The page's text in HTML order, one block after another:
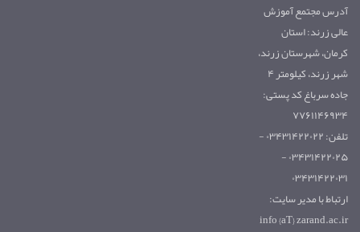
آدرس مجتمع آموزش
عالی زرند: استان
کرمان، شهرستان زرند،
شهر زرند، کیلومتر ۴
جاده سرباغ کد پستی:
۷۷۶۱۱۴۶۹۳۴
تلفن: ۰۳۴۳۱۴۲۲۰۲۲ -
۰۳۴۳۱۴۲۲۰۲۵ -
۰۳۴۳۱۴۲۲۰۳۱
ارتباط با مدیر سایت:
info {aT} zarand.ac.ir